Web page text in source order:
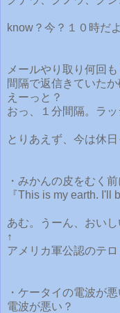
know？今？１０時だ
メールやり取り何回
間隔で返信きていたか
えーっと？
おっ、１分間隔。ラッ
とりあえず、今は休日
・みかんの皮をむく
『This is my earth. I'll
あむ。うーん、おいし
↑
アメリカ軍公認のテロ
・ケータイの電波が
電波が悪い？